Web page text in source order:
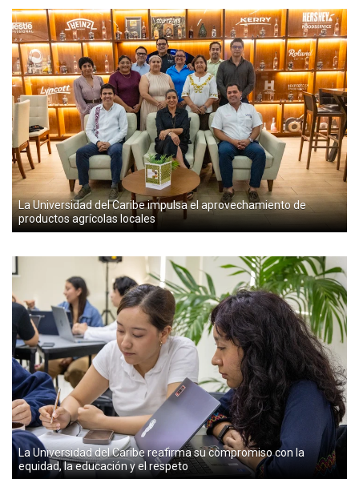
La Universidad del Caribe impulsa el aprovechamiento de
productos agrícolas locales
La Universidad del Caribe reafirma su compromiso con la
equidad, la educación y el respeto